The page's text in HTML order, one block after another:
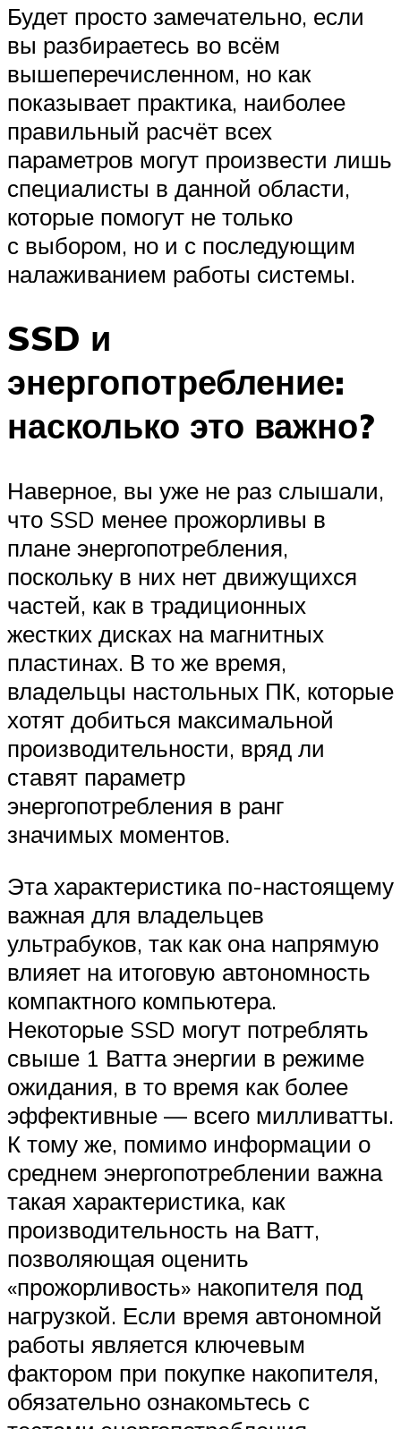
Будет просто замечательно, если
вы разбираетесь во всём
вышеперечисленном, но как
показывает практика, наиболее
правильный расчёт всех
параметров могут произвести лишь
специалисты в данной области,
которые помогут не только
с выбором, но и с последующим
налаживанием работы системы.
SSD и
энергопотребление:
насколько это важно?
Наверное, вы уже не раз слышали,
что SSD менее прожорливы в
плане энергопотребления,
поскольку в них нет движущихся
частей, как в традиционных
жестких дисках на магнитных
пластинах. В то же время,
владельцы настольных ПК, которые
хотят добиться максимальной
производительности, вряд ли
ставят параметр
энергопотребления в ранг
значимых моментов.
Эта характеристика по-настоящему
важная для владельцев
ультрабуков, так как она напрямую
влияет на итоговую автономность
компактного компьютера.
Некоторые SSD могут потреблять
свыше 1 Ватта энергии в режиме
ожидания, в то время как более
эффективные — всего милливатты.
К тому же, помимо информации о
среднем энергопотреблении важна
такая характеристика, как
производительность на Ватт,
позволяющая оценить
«прожорливость» накопителя под
нагрузкой. Если время автономной
работы является ключевым
фактором при покупке накопителя,
обязательно ознакомьтесь с